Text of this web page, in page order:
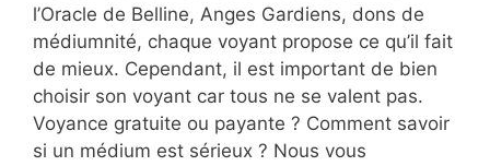
l’Oracle de Belline, Anges Gardiens, dons de
médiumnité, chaque voyant propose ce qu’il fait
de mieux. Cependant, il est important de bien
choisir son voyant car tous ne se valent pas.
Voyance gratuite ou payante ? Comment savoir
si un médium est sérieux ? Nous vous